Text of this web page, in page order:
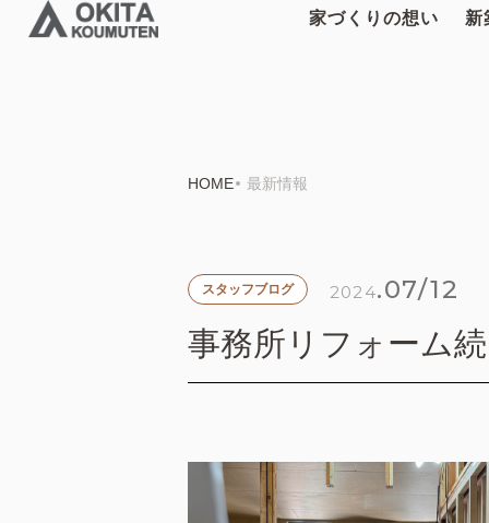
家づくりの想い 新
HOME 最新情報
スタッフブログ 2024.07/12
事務所リフォーム